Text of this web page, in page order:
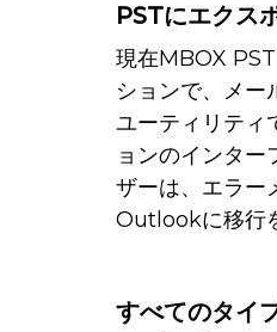
PSTにエクス
現在MBOX
ションで、メー
ユーティリティ
ョンのインター
ザーは、エラー
Outlookに移行
すべてのタ